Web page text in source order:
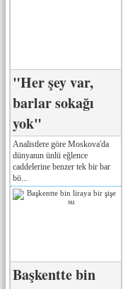
"Her şey var,
barlar sokağı
yok"
Analistlere göre Moskova'da
dünyanın ünlü eğlence
caddelerine benzer tek bir bar
bö...
Başkentte bin